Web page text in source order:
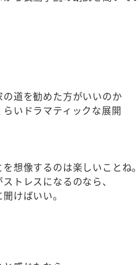
道を勧めた方がいいのか
らいドラマティックな展開
を想像するのは楽しいことね
トレスになるのなら、
けばいい。